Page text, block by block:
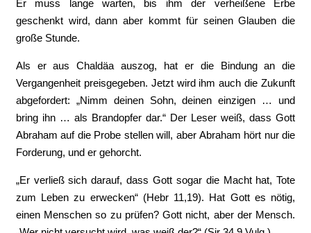
Er muss lange warten, bis ihm der verheißene Erbe
geschenkt wird, dann aber kommt für seinen Glauben die
große Stunde.
Als er aus Chaldäa auszog, hat er die Bindung an die
Vergangenheit preisgegeben. Jetzt wird ihm auch die Zukunft
abgefordert: „Nimm deinen Sohn, deinen einzigen … und
bring ihn … als Brandopfer dar.“ Der Leser weiß, dass Gott
Abraham auf die Probe stellen will, aber Abraham hört nur die
Forderung, und er gehorcht.
„Er verließ sich darauf, dass Gott sogar die Macht hat, Tote
zum Leben zu erwecken“ (Hebr 11,19). Hat Gott es nötig,
einen Menschen so zu prüfen? Gott nicht, aber der Mensch.